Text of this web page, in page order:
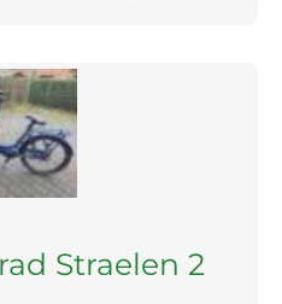
Straelen 2